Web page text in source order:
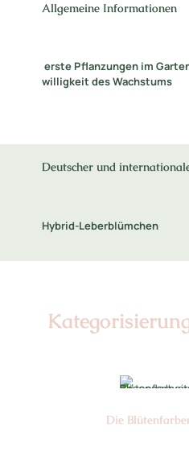
Allgemeine Informationen
erste Pflanzungen im
willigkeit des Wachstums
Deutscher und
Hybrid-Leberblümchen
Die